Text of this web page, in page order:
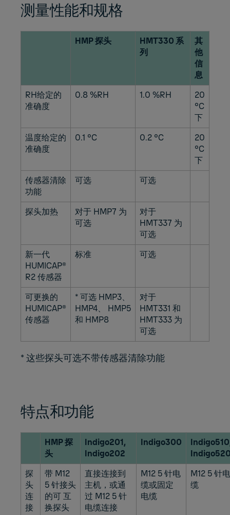
测量性能和规格
HMP 探头
HMT330 系
列
其
他
信
息
RH给定的
准确度
0.8 %RH 1.0 %RH
20
°C
下
温度给定的
准确度
0.1 °C 0.2 °C
20
°C
下
传感器清除
功能
可选 可选
探头加热
对于 HMP7 为
可选
对于
HMT337 为
可选
新一代
HUMICAP®
R2 传感器
标准 可选
可更换的
HUMICAP®
传感器
* 可选 HMP3、
HMP4、 HMP5
和 HMP8
对于
HMT331 和
HMT333 为
可选
* 这些探头可选不带传感器清除功能
特点和功能
HMP 探
头
Indigo201,
Indigo202
Indigo300
探
头
连
接
带 M12
5 针接头
的可 互
换探头
直接连接到
主机，或通
过 M12 5 针
电缆连接
M12 5 针电
缆或固定
电缆
M12 5 针电
缆